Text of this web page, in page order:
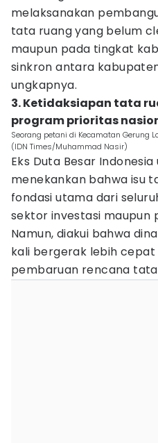
melaksanakan
tata ruang yang belum
maupun pada tingkat
sinkron antara
ungkapnya.
3. Ketidaksiapan tata
program prioritas
Seorang petani di Kecamatan Gerung
(IDN Times/Muhammad Nasir)
Eks Duta Besar
menekankan bahwa isu
fondasi utama dari
sektor investasi maupun
Namun, diakui bahwa
kali bergerak lebih
pembaruan rencana